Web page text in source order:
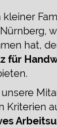
kleiner
hat,
für
Kriterien